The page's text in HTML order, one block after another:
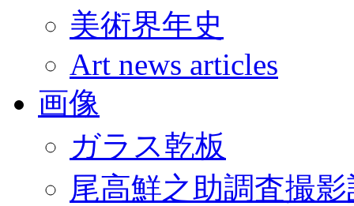
美術界年史
Art news articles
画像
ガラス乾板
尾高鮮之助調査撮